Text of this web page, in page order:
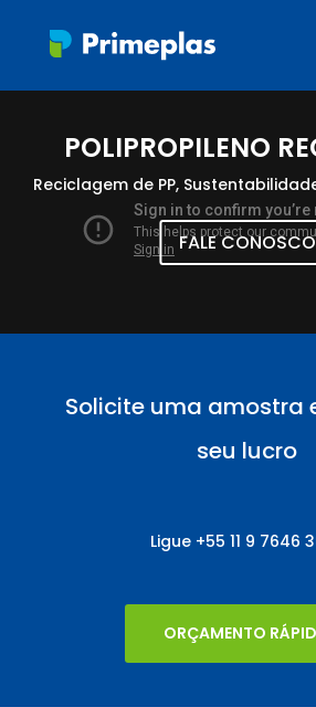
POLIPROPILENO
Reciclagem de PP,
FALE CONOSCO
Solicite uma amostra
seu lucro
Ligue +55 11 9 7646
ORÇAMENTO